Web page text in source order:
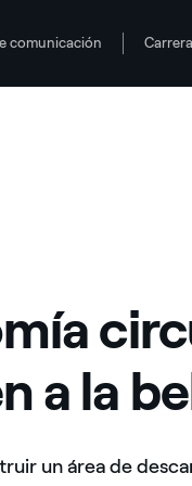
comunicación
a la
un área de